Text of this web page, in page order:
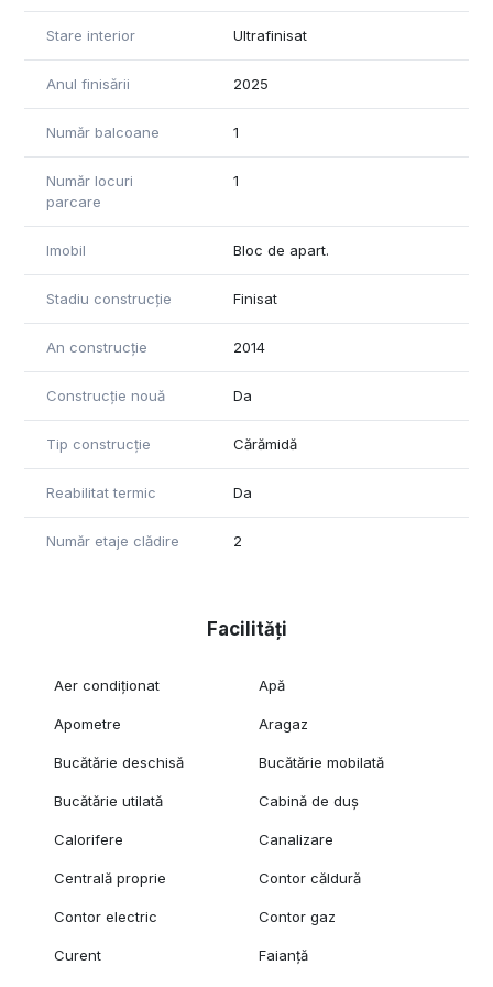
Stare interior Ultrafinisat
Anul finisării 2025
Număr balcoane 1
Număr locuri
parcare
1
Imobil Bloc de apart.
Stadiu construcție Finisat
An construcție 2014
Construcție nouă Da
Tip construcție Cărămidă
Reabilitat termic Da
Număr etaje clădire 2
Facilități
Aer condiționat Apă
Apometre Aragaz
Bucătărie deschisă Bucătărie mobilată
Bucătărie utilată Cabină de duș
Calorifere Canalizare
Centrală proprie Contor căldură
Contor electric Contor gaz
Curent Faianță